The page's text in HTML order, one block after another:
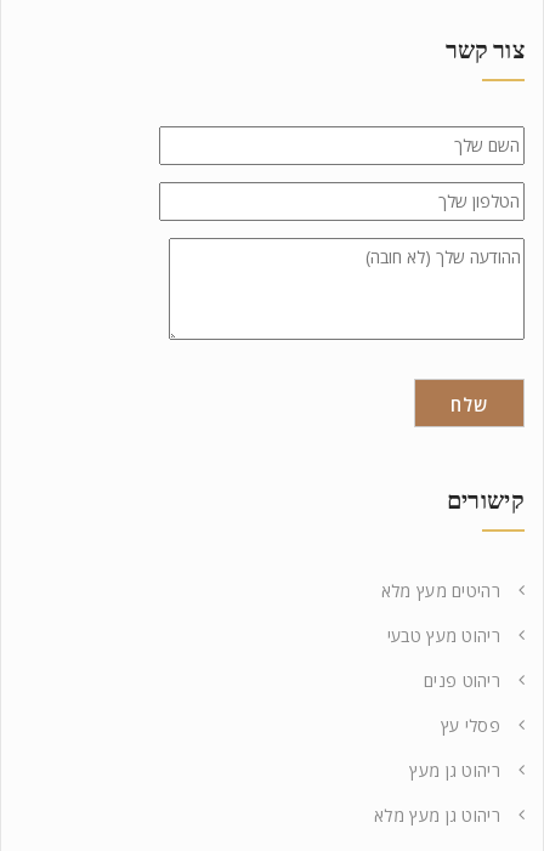
צור קשר
קישורים
רהיטים מעץ מלא
ריהוט מעץ טבעי
ריהוט פנים
פסלי עץ
ריהוט גן מעץ
ריהוט גן מעץ מלא